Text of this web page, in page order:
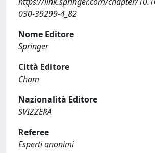
030-39299-4_82
Nome Editore
Springer
Città Editore
Cham
Nazionalità Editore
SVIZZERA
Referee
Esperti anonimi